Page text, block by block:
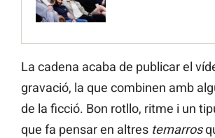
La cadena acaba de publicar el
gravació, la que combinen amb
de la ficció. Bon rotllo, ritme i un
que fa pensar en altres temarros